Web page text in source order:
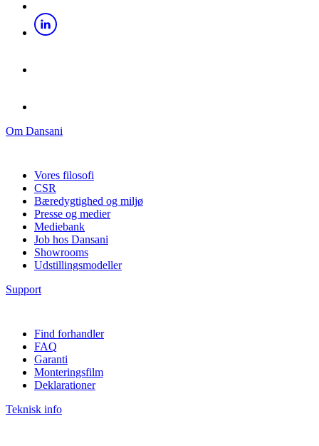
Om Dansani
Vores filosofi
CSR
Bæredygtighed og miljø
Presse og medier
Mediebank
Job hos Dansani
Showrooms
Udstillingsmodeller
Support
Find forhandler
FAQ
Garanti
Monteringsfilm
Deklarationer
Teknisk info